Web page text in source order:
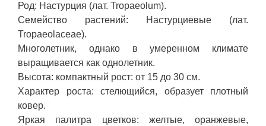
Род: Настурция (лат. Tropaeolum).
Семейство растений: Настурциевые (лат.
Tropaeolaceae).
Многолетник, однако в умеренном климате
выращивается как однолетник.
Высота: компактный рост: от 15 до 30 см.
Характер роста: стелющийся, образует плотный
ковер.
Яркая палитра цветков: желтые, оранжевые,